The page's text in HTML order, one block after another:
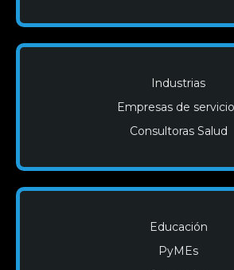
Empresas de servicios
Consultoras Salud
PyMEs
Comercios